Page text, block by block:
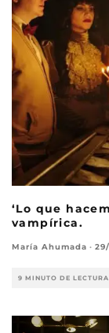
‘Lo que
vampírica.
María Ahumada ·
9 MINUTO DE LECTURA